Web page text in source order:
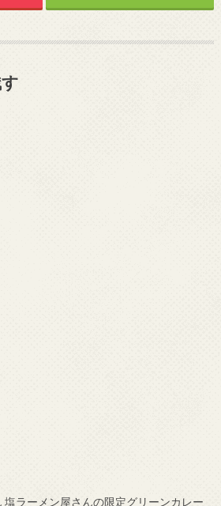
塩ラーメン屋さんの限定グリーンカレー